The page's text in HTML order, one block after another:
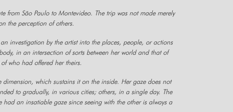
from São Paulo to Montevideo. The trip was not made merely
the perception of others.
investigation by the artist into the places, people, or actions
in an intersection of sorts between her world and that of
who had offered her theirs.
which sustains it on the inside. Her gaze does not
to gradually, in various cities; others, in a single day. The
an insatiable gaze since seeing with the other is always a